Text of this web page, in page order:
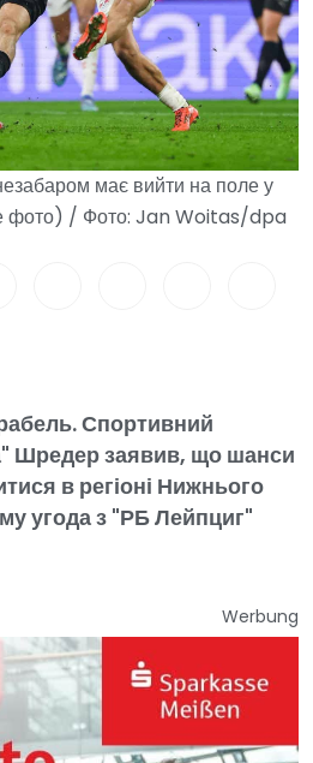
має вийти на поле у
фото) / Фото: Jan Woitas/dpa
Спортивний
Шредер заявив, що шанси
в регіоні Нижнього
угода з "РБ Лейпциг"
Werbung